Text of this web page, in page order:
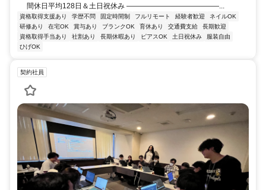
間休日平均128日＆土日祝休み ―――――――――――――...
資格取得支援あり 学歴不問 固定時間制 フルリモート 経験者歓迎
ネイルOK
研修あり
在宅OK 賞与あり ブランクOK 育休あり 交通費支給
長期歓迎
資格取得手当あり
社割あり 長期休暇あり ピアスOK 土日祝休み
服装自由
ひげOK
契約社員